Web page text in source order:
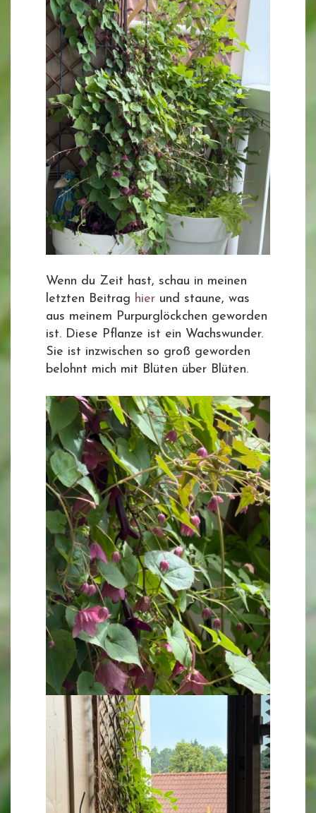
Wenn du Zeit hast, schau in meinen
letzten Beitrag hier und staune, was
aus meinem Purpurglöckchen geworden
ist. Diese Pflanze ist ein Wachswunder.
Sie ist inzwischen so groß geworden
belohnt mich mit Blüten über Blüten.